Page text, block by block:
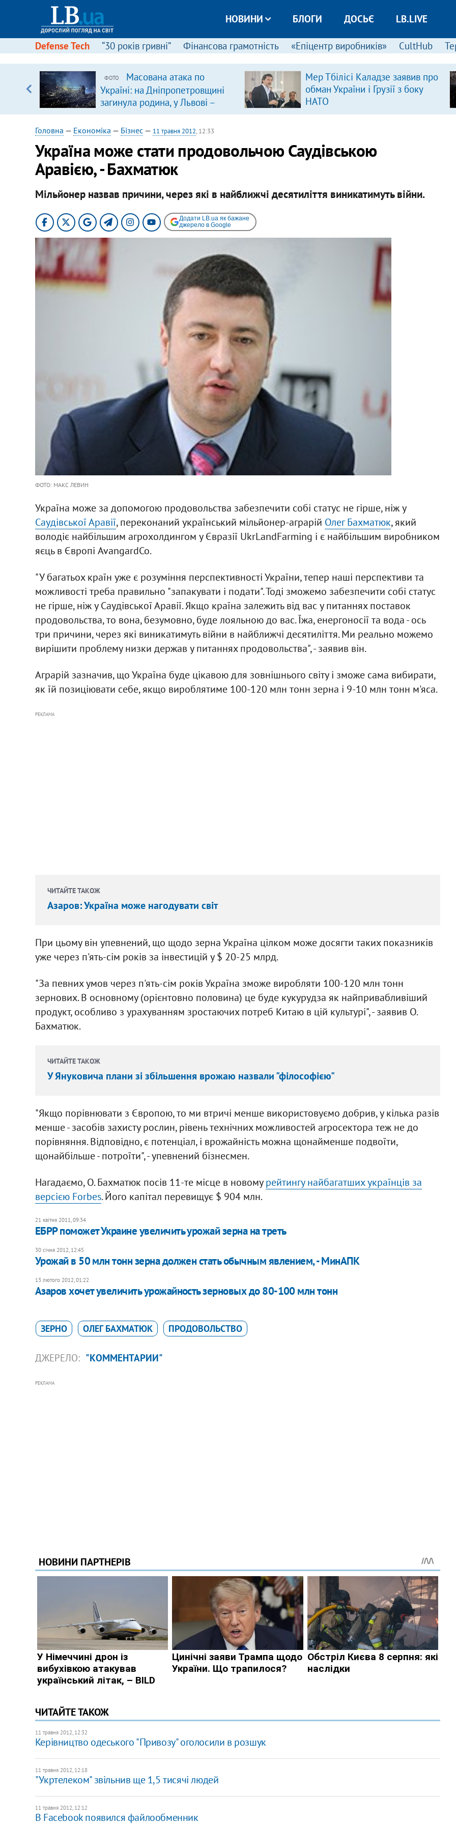
НОВИНИ БЛОГИ ДОСЬЄ LB.LIVE
Defense Tech “30 років гривні” Фінансова грамотність «Епіцентр виробників» CultHub
ФОТО
Масована атака по
Україні: на Дніпропетровщині
загинула родина, у Львові –
удар по багатоповерхівках
(доповнюється)
Мер Тбілісі Каладзе заявив про
обман України і Грузії з боку
НАТО
Головна — Економіка — Бізнес— 11 травня 2012, 12:33
Україна може стати продовольчою Саудівською
Аравією, - Бахматюк
Мільйонер назвав причини, через які в найближчі десятиліття виникатимуть війни.
Додати LB.ua як бажане
джерело в Google
ФОТО: МАКС ЛЕВИН
Україна може за допомогою продовольства забезпечити собі статус не гірше, ніж у
Саудівської Аравії, переконаний український мільйонер-аграрій Олег Бахматюк, який
володіє найбільшим агрохолдингом у Євразії UkrLandFarming і є найбільшим виробником
яєць в Європі AvangardCo.
"У багатьох країн уже є розуміння перспективності України, тепер наші перспективи та
можливості треба правильно "запакувати і подати". Тоді зможемо забезпечити собі статус
не гірше, ніж у Саудівської Аравії. Якщо країна залежить від вас у питаннях поставок
продовольства, то вона, безумовно, буде лояльною до вас. Їжа, енергоносії та вода - ось
три причини, через які виникатимуть війни в найближчі десятиліття. Ми реально можемо
вирішити проблему низки держав у питаннях продовольства", - заявив він.
Аграрій зазначив, що Україна буде цікавою для зовнішнього світу і зможе сама вибирати,
як їй позиціювати себе, якщо вироблятиме 100-120 млн тонн зерна і 9-10 млн тонн м'яса.
РЕКЛАМА
ЧИТАЙТЕ ТАКОЖ
Азаров: Україна може нагодувати світ
При цьому він упевнений, що щодо зерна Україна цілком може досягти таких показників
уже через п'ять-сім років за інвестицій у $ 20-25 млрд.
"За певних умов через п'ять-сім років Україна зможе виробляти 100-120 млн тонн
зернових. В основному (орієнтовно половина) це буде кукурудза як найпривабливіший
продукт, особливо з урахуванням зростаючих потреб Китаю в цій культурі", - заявив О.
Бахматюк.
ЧИТАЙТЕ ТАКОЖ
У Януковича плани зі збільшення врожаю назвали "філософією"
"Якщо порівнювати з Європою, то ми втричі менше використовуємо добрив, у кілька разів
менше - засобів захисту рослин, рівень технічних можливостей агросектора теж не до
порівняння. Відповідно, є потенціал, і врожайність можна щонайменше подвоїти,
щонайбільше - потроїти", - упевнений бізнесмен.
Нагадаємо, О. Бахматюк посів 11-те місце в новомурейтингу найбагатших українців за
версією Forbes. Його капітал перевищує $ 904 млн.
21 квітня 2011, 09:34
ЕБРР поможет Украине увеличить урожай зерна на треть
30 січня 2012, 12:45
Урожай в 50 млн тонн зерна должен стать обычным явлением, - МинАПК
13 лютого 2012, 01:22
Азаров хочет увеличить урожайность зерновых до 80-100 млн тонн
ЗЕРНО ОЛЕГ БАХМАТЮК ПРОДОВОЛЬСТВО
ДЖЕРЕЛО: "КОММЕНТАРИИ"
РЕКЛАМА
ЧИТАЙТЕ ТАКОЖ
11 травня 2012, 12:32
Керівництво одеського "Привозу" оголосили в розшук
11 травня 2012, 12:18
"Укртелеком" звільнив ще 1,5 тисячі людей
11 травня 2012, 12:12
В Facebook появился файлообменник